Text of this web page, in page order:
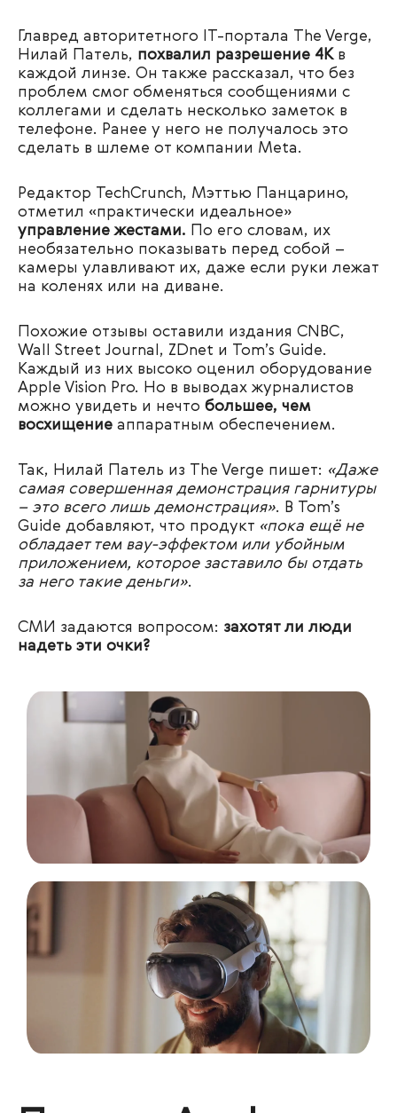
Главред авторитетного IT-портала The Verge,
Нилай Патель, похвалил разрешение 4Кв
каждой линзе. Он также рассказал, что без
проблем смог обменяться сообщениями с
коллегами и сделать несколько заметок в
телефоне. Ранее у него не получалось это
сделать в шлеме от компании Meta.
Редактор TechCrunch, Мэттью Панцарино,
отметил «практически идеальное»
управление жестами. По его словам, их
необязательно показывать перед собой –
камеры улавливают их, даже если руки лежат
на коленях или на диване.
Похожие отзывы оставили издания CNBC,
Wall Street Journal, ZDnet и Tom’s Guide.
Каждый из них высоко оценил оборудование
Apple Vision Pro. Но в выводах журналистов
можно увидеть и нечто большее, чем
восхищение аппаратным обеспечением.
Так, Нилай Патель из The Verge пишет: «Даже
самая совершенная демонстрация гарнитуры
– это всего лишь демонстрация». В Tom’s
Guide добавляют, что продукт «пока ещё не
обладает тем вау-эффектом или убойным
приложением, которое заставило бы отдать
за него такие деньги».
СМИ задаются вопросом: захотят ли люди
надеть эти очки?